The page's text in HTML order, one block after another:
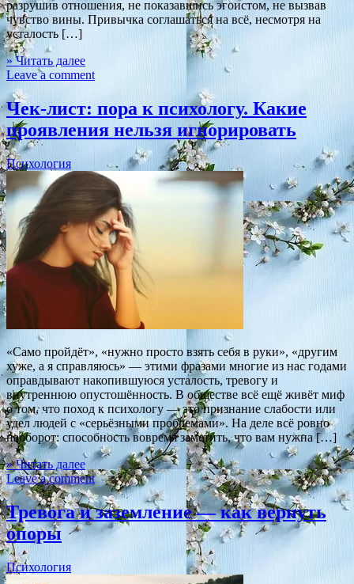
разрушив отношения, не показавшись эгоистом, не вызвав
чувство вины. Привычка соглашаться на всё, несмотря на
усталость […]
» Читать далее
Leave a comment
Чек-лист: пора к психологу. Какие
проявления нельзя игнорировать
Психология
«Само пройдёт», «нужно просто взять себя в руки», «другим
хуже, а я справляюсь» — этими фразами многие из нас годами
оправдывают накопившуюся усталость, тревогу и
внутреннюю опустошённость. В обществе всё ещё живёт миф
о том, что поход к психологу — это признание слабости или
удел людей с «серьёзными проблемами». На деле всё ровно
наоборот: способность вовремя заметить, что вам нужна […]
» Читать далее
Leave a comment
Тревога и заземление — как вернуть
опоры
Психология